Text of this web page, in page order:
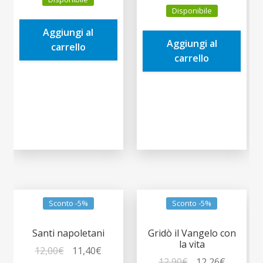
originale
era:
9,90€.
è:
Aggiungi al
carrello
originale
era:
4,00€.
è:
Disponibile
Aggiungi al
carrello
Sconto -5%
Santi napoletani
12,00€ 11,40€
Sconto -5%
Gridò il Vangelo con
la vita